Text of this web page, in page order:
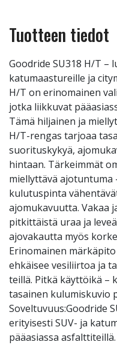
Tuotteen tiedot
Goodride SU318 H/T –
katumaastureille ja
H/T on erinomainen
jotka liikkuvat
Tämä hiljainen ja
H/T-rengas tarjoaa
suorituskykyä,
hintaan. Tärkeimmät
miellyttävä
kulutuspinta
ajomukavuutta. Vakaa
pitkittäistä uraa ja
ajovakautta myös
Erinomainen
ehkäisee vesiliirtoa ja
teillä. Pitkä käyttöikä –
tasainen kulumiskuvio
Soveltuvuus:Goodride
erityisesti SUV- ja
pääasiassa